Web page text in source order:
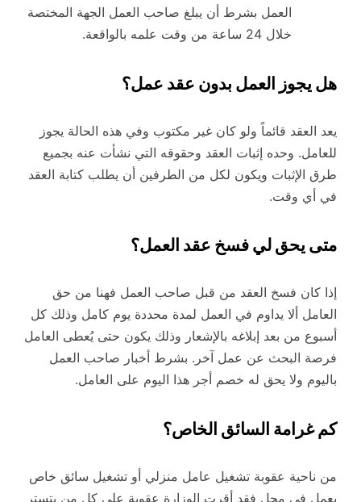
العمل بشرط أن يبلغ صاحب العمل الجهة المختصة
خلال 24 ساعة من وقت علمه بالواقعة.
هل يجوز العمل بدون عقد عمل؟
يعد العقد قائماً ولو كان غير مكتوب وفي هذه الحالة يجوز
للعامل. وحده إثبات العقد وحقوقه التي نشأت عنه بجميع
طرق الإثبات ويكون لكل من الطرفين أن يطلب كتابة العقد
في أي وقت.
متى يحق لي فسخ عقد العمل؟
إذا كان فسخ العقد من قبل صاحب العمل فهنا من حق
العامل ألا يداوم في العمل لمدة محددة يوم كامل وذلك كل
أسبوع من بعد إبلاغه بالإشعار وذلك يكون حتى يُعطى العامل
فرصة البحث عن عمل آخر. بشرط أخبار صاحب العمل
باليوم ولا يحق له خصم أجر هذا اليوم على العامل.
كم غرامة السائق الخاص؟
من ناحية عقوبة تشغيل عامل منزلي أو تشغيل سائق خاص
يعمل في محل فقد أقرت الوزارة عقوبة على كل من يتستر